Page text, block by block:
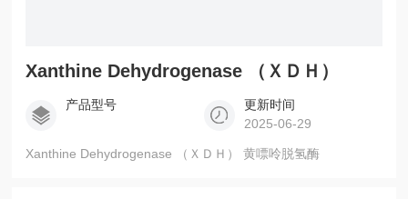
Xanthine Dehydrogenase （ＸＤＨ）
产品型号
更新时间
2025-06-29
Xanthine Dehydrogenase （ＸＤＨ） 黄嘌呤脱氢酶